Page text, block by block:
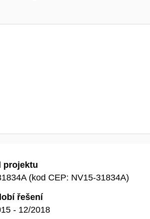
projektu
(kod CEP: NV15-31834A)
řešení
- 12/2018